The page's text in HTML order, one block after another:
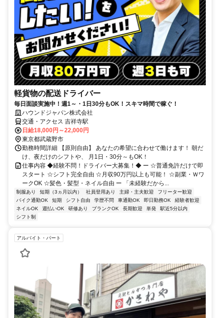
軽貨物の配送ドライバー
毎日面談実施中！週1～・1日30分もOK！スキマ時間で稼ぐ！
ハウンドジャパン株式会社
交通・アクセス 吉祥寺駅
日給18,000円～22,000円
東京都武蔵野市
勤務時間詳細 【原則自由】 あなたの希望に合わせて働けます！ 朝だ
け、夜だけのシフトや、 月1日・30分～もOK！
仕事内容 ◆経験不問！ドライバー大募集！◆ ー ☆普通免許だけで即
スタート ☆シフト完全自由 ☆月収90万円以上も可能！ ☆副業・Ｗワ
ークOK ☆髪色・髪型・ネイル自由 ー 「未経験だから...
制服あり 短期（3ヵ月以内） 社員登用あり 主婦・主夫歓迎
フリーター歓迎
バイク通勤OK
短期 シフト自由 学歴不問 車通勤OK 即日勤務OK
経験者歓迎
ネイルOK
週払いOK 研修あり ブランクOK 長期歓迎 単発
駅近5分以内
シフト制
アルバイト・パート